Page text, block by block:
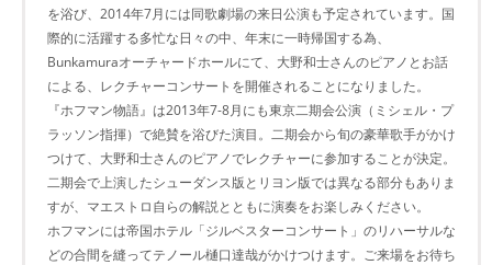
を浴び、2014年7月には同歌劇場の来日公演も予定されています。国
際的に活躍する多忙な日々の中、年末に一時帰国する為、
Bunkamuraオーチャードホールにて、大野和士さんのピアノとお話
による、レクチャーコンサートを開催されることになりました。
『ホフマン物語』は2013年7-8月にも東京二期会公演（ミシェル・プ
ラッソン指揮）で絶賛を浴びた演目。二期会から旬の豪華歌手がかけ
つけて、大野和士さんのピアノでレクチャーに参加することが決定。
二期会で上演したシューダンス版とリヨン版では異なる部分もありま
すが、マエストロ自らの解説とともに演奏をお楽しみください。
ホフマンには帝国ホテル「ジルベスターコンサート」のリハーサルな
どの合間を縫ってテノール樋口達哉がかけつけます。ご来場をお待ち